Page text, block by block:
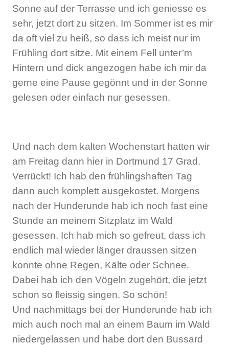
Sonne auf der Terrasse und ich geniesse es
sehr, jetzt dort zu sitzen. Im Sommer ist es mir
da oft viel zu heiß, so dass ich meist nur im
Frühling dort sitze. Mit einem Fell unter’m
Hintern und dick angezogen habe ich mir da
gerne eine Pause gegönnt und in der Sonne
gelesen oder einfach nur gesessen.
Und nach dem kalten Wochenstart hatten wir
am Freitag dann hier in Dortmund 17 Grad.
Verrückt! Ich hab den frühlingshaften Tag
dann auch komplett ausgekostet. Morgens
nach der Hunderunde hab ich noch fast eine
Stunde an meinem Sitzplatz im Wald
gesessen. Ich hab mich so gefreut, dass ich
endlich mal wieder länger draussen sitzen
konnte ohne Regen, Kälte oder Schnee.
Dabei hab ich den Vögeln zugehört, die jetzt
schon so fleissig singen. So schön!
Und nachmittags bei der Hunderunde hab ich
mich auch noch mal an einem Baum im Wald
niedergelassen und habe dort den Bussard